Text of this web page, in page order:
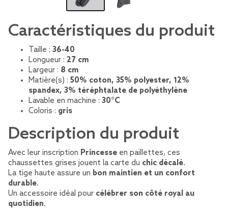
Caractéristiques du produit
Taille : 36-40
Longueur : 27 cm
Largeur : 8 cm
Matière(s) : 50% coton, 35% polyester, 12%
spandex, 3% téréphtalate de polyéthylène
Lavable en machine : 30°C
Coloris : gris
Description du produit
Avec leur inscription Princesse en paillettes, ces
chaussettes grises jouent la carte du chic décalé.
La tige haute assure un bon maintien et un confort
durable.
Un accessoire idéal pour célébrer son côté royal au
quotidien.